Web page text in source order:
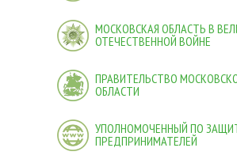
МОСКОВСКАЯ ОБЛАСТЬ В
ОТЕЧЕСТВЕННОЙ ВОЙНЕ
ПРАВИТЕЛЬСТВО
ОБЛАСТИ
УПОЛНОМОЧЕННЫЙ ПО
ПРЕДПРИНИМАТЕЛЕЙ